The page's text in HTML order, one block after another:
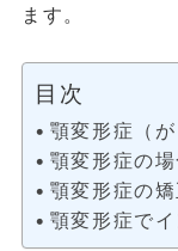
ます。
目次
顎変形症（
顎変形症の
顎変形症の
顎変形症で